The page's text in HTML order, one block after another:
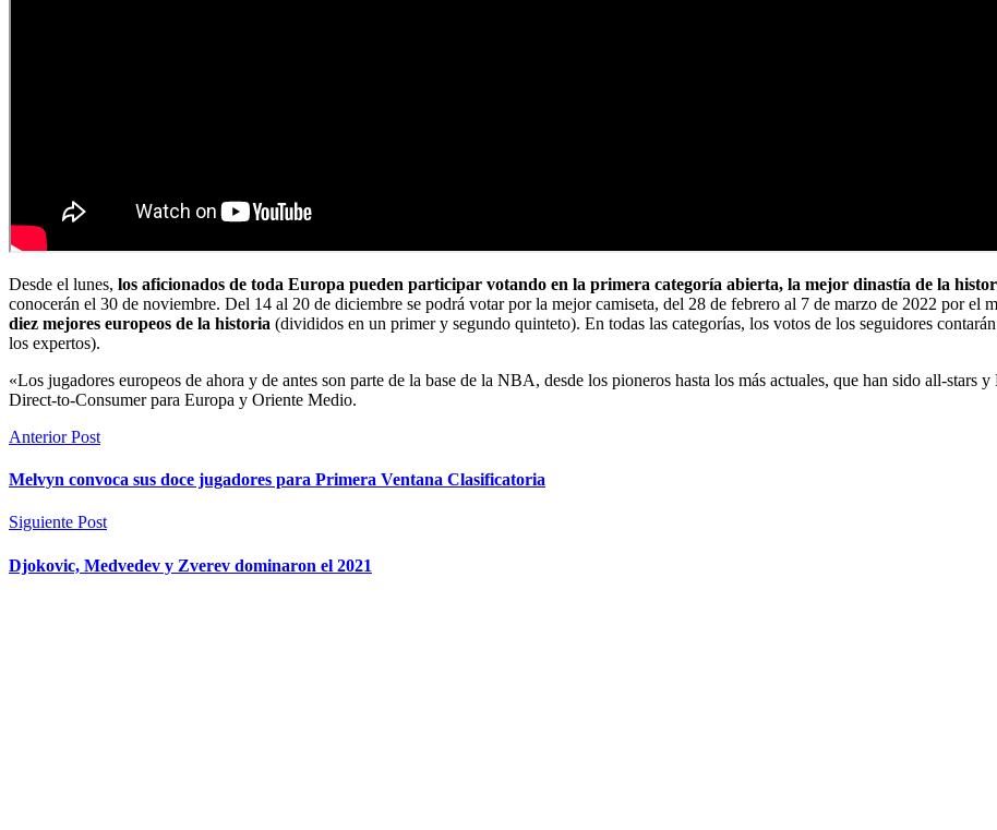
Desde el lunes, los aficionados de toda Europa pueden participar votando en la primera categoría abierta, la mejor dinastía de la
conocerán el 30 de noviembre. Del 14 al 20 de diciembre se podrá votar por la mejor camiseta, del 28 de febrero al 7 de marzo de 2022 por el
diez mejores europeos de la historia (divididos en un primer y segundo quinteto). En todas las categorías, los votos de los seguidores
los expertos).
«Los jugadores europeos de ahora y de antes son parte de la base de la NBA, desde los pioneros hasta los más actuales, que han sido all-stars
Direct-to-Consumer para Europa y Oriente Medio.
Anterior Post
Melvyn convoca sus doce jugadores para Primera Ventana Clasificatoria
Siguiente Post
Djokovic, Medvedev y Zverev dominaron el 2021